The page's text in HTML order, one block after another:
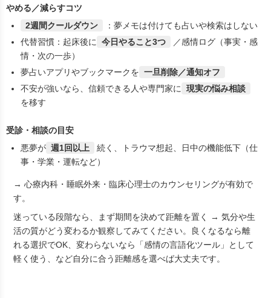
やめる／減らすコツ
2週間クールダウン
：夢メモは付けても占いや検索はしない
代替習慣：起床後に
今日やること3つ
／感情ログ（事実・感
情・次の一歩）
夢占いアプリやブックマークを 一旦削除／通知オフ
不安が強いなら、信頼できる人や専門家に
現実の悩み相談
を移す
受診・相談の目安
悪夢が 週1回以上
続く、トラウマ想起、日中の機能低下（仕
事・学業・運転など）
→ 心療内科・睡眠外来・臨床心理士のカウンセリングが有効で
す。
迷っている段階なら、まず期間を決めて距離を置く
→ 気分や生
活の質がどう変わるか観察してみてください。良くなるなら離
れる選択でOK、変わらないなら「感情の言語化ツール」として
軽く使う、など自分に合う距離感を選べば大丈夫です。